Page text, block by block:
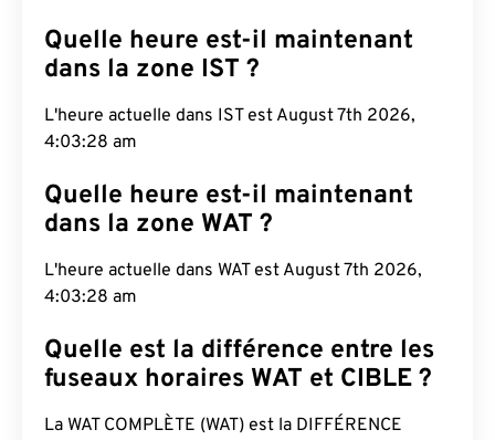
Quelle heure est-il maintenant
dans la zone IST ?
L'heure actuelle dans IST est August 7th 2026,
4:03:29 am
Quelle heure est-il maintenant
dans la zone WAT ?
L'heure actuelle dans WAT est August 7th 2026,
4:03:29 am
Quelle est la différence entre les
fuseaux horaires WAT et CIBLE ?
La WAT COMPLÈTE (WAT) est la DIFFÉRENCE